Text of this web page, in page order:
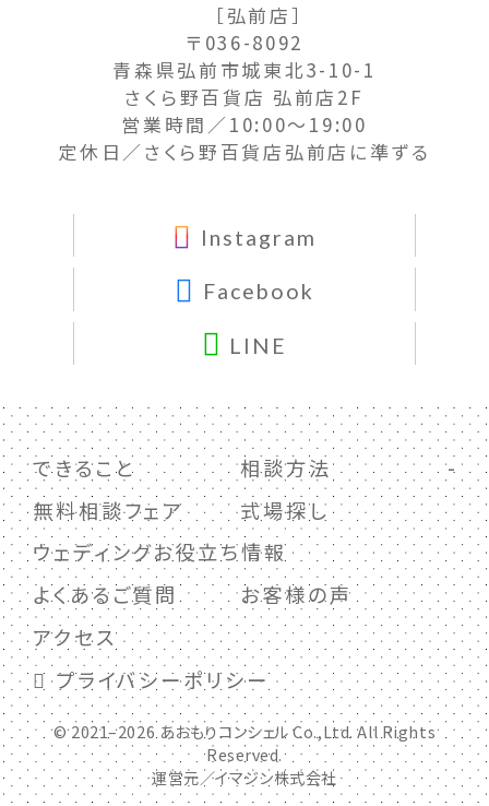
［弘前店］
〒036-8092
青森県弘前市城東北3-10-1
さくら野百貨店 弘前店2F
営業時間／10:00〜19:00
定休日／さくら野百貨店弘前店に準ずる
Instagram
Facebook
LINE
できること
相談方法
無料相談フェア
式場探し
ウェディングお役立ち情報
よくあるご質問
お客様の声
アクセス
プライバシーポリシー
© 2021–2026 あおもりコンシェル Co.,Ltd. All Rights
Reserved.
運営元／イマジン株式会社